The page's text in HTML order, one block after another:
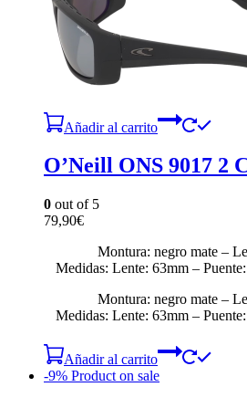
Añadir al carrito
O’Neill ONS 9017 2
0 out of 5
79,90€
Montura: negro mate –
Medidas: Lente: 63mm –
Montura: negro mate –
Medidas: Lente: 63mm –
Añadir al carrito
-9% Product on sale